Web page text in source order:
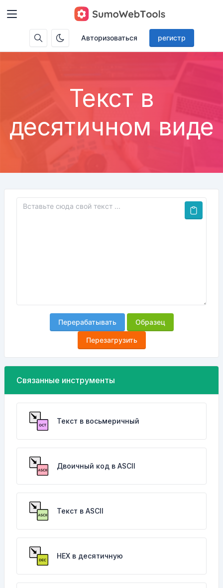
Авторизоваться регистр
Текст в
десятичном виде
Перерабатывать Образец
Перезагрузить
Связанные инструменты
Текст в восьмеричный
Двоичный код в ASCII
Текст в ASCII
HEX в десятичную